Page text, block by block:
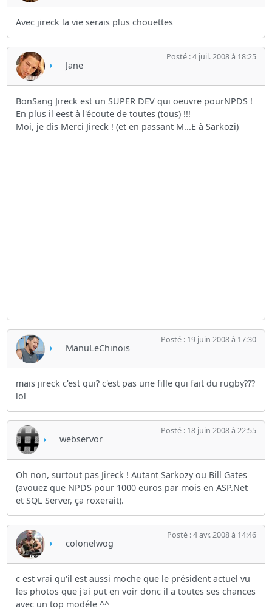
Avec jireck la vie serais plus chouettes
Jane
Posté : 4 juil. 2008 à 18:25
BonSang Jireck est un SUPER DEV qui oeuvre pourNPDS !
En plus il eest à l'écoute de toutes (tous) !!!
Moi, je dis Merci Jireck ! (et en passant M...E à Sarkozi)
ManuLeChinois
Posté : 19 juin 2008 à 17:30
mais jireck c'est qui? c'est pas une fille qui fait du rugby???
lol
webservor
Posté : 18 juin 2008 à 22:55
Oh non, surtout pas Jireck ! Autant Sarkozy ou Bill Gates
(avouez que NPDS pour 1000 euros par mois en ASP.Net
et SQL Server, ça roxerait).
colonelwog
Posté : 4 avr. 2008 à 14:46
c est vrai qu'il est aussi moche que le président actuel vu
les photos que j'ai put en voir donc il a toutes ses chances
avec un top modéle ^^